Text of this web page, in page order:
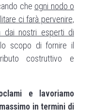
che ogni nodo o
ci farà pervenire,
dai nostri esperti di
scopo di fornire il
costruttivo e
e lavoriamo
in termini di